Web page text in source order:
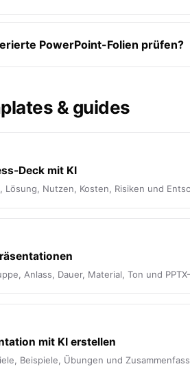
PowerPoint-Folien prüfen?
& guides
Deck mit KI
Lösung, Nutzen, Kosten, Risiken und
Anlass, Dauer, Material, Ton und
mit KI erstellen
Beispiele, Übungen und